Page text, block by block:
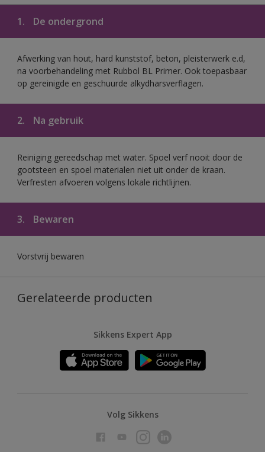
1. De ondergrond
Afwerking van hout, hard kunststof, beton, pleisterwerk e.d,
na voorbehandeling met Rubbol BL Primer. Ook toepasbaar
op gereinigde en geschuurde alkydharsverflagen.
2. Na gebruik
Reiniging gereedschap met water. Spoel verf nooit door de
gootsteen en spoel materialen niet uit onder de kraan.
Verfresten afvoeren volgens lokale richtlijnen.
3. Bewaren
Vorstvrij bewaren
Gerelateerde producten
Sikkens Expert App
Volg Sikkens